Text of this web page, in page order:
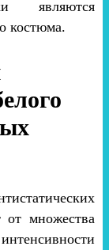
являются
костюма.
от множества